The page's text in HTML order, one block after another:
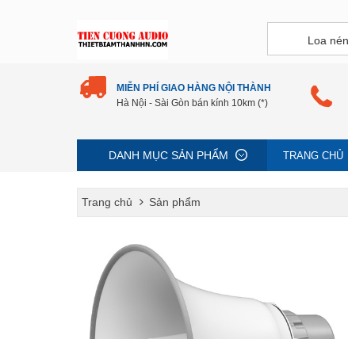
MIỄN PHÍ GIAO HÀNG NỘI THÀNH
Hà Nội - Sài Gòn bán kính 10km (*)
DANH MỤC SẢN PHẨM TRANG CHỦ
Trang chủ Sản phẩm